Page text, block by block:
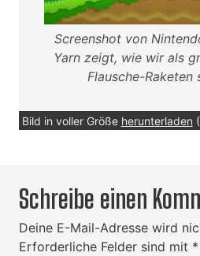
Screenshot von
Yarn zeigt, wie wir als
Flausche-Raketen
Bild in voller Größe herunterladen
Schreibe einen
Deine E-Mail-Adresse wird
Erforderliche Felder sind mit *